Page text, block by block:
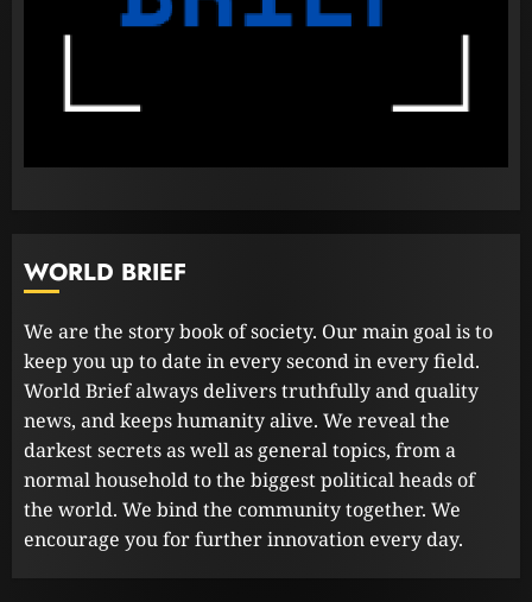
3
WORLD BRIEF
We are the story book of society. Our main goal is to
keep you up to date in every second in every field.
World Brief always delivers truthfully and quality
news, and keeps humanity alive. We reveal the
darkest secrets as well as general topics, from a
normal household to the biggest political heads of
the world. We bind the community together. We
encourage you for further innovation every day.